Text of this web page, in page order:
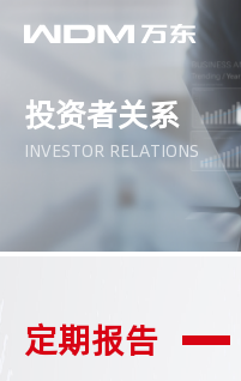
投资者关系
INVESTOR RELATIONS
定期报告